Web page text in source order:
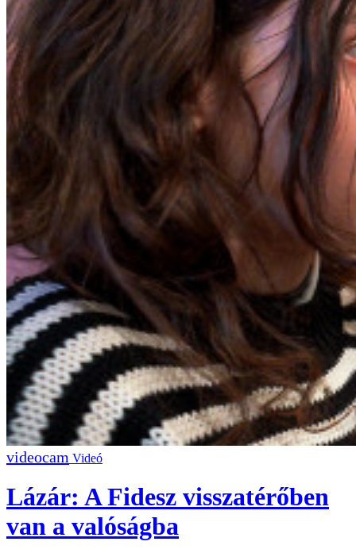
Videó
Lázár: A Fidesz visszatérőben
van a valóságba